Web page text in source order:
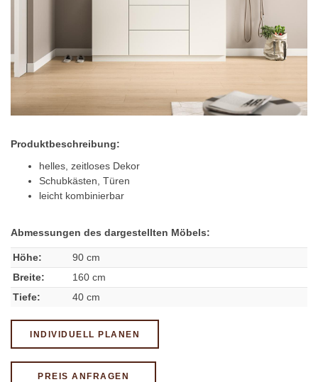
Produktbeschreibung:
helles, zeitloses Dekor
Schubkästen, Türen
leicht kombinierbar
Abmessungen des dargestellten Möbels:
Höhe:
90 cm
Breite:
160 cm
Tiefe:
40 cm
INDIVIDUELL PLANEN
PREIS ANFRAGEN